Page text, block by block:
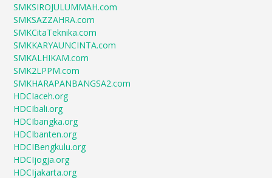
SMKSIROJULUMMAH.com
SMKSAZZAHRA.com
SMKCitaTeknika.com
SMKKARYAUNCINTA.com
SMKALHIKAM.com
SMK2LPPM.com
SMKHARAPANBANGSA2.com
HDCIaceh.org
HDCIbali.org
HDCIbangka.org
HDCIbanten.org
HDCIBengkulu.org
HDCIjogja.org
HDCIjakarta.org